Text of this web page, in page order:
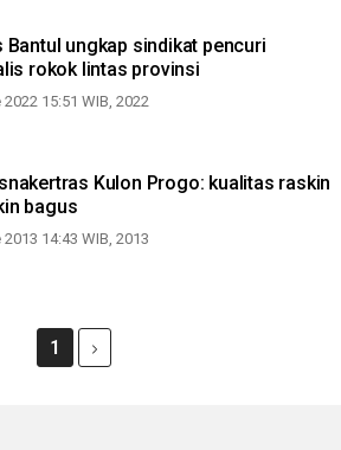
Bantul ungkap sindikat pencuri
rokok lintas provinsi
2022 15:51 WIB, 2022
Kulon Progo: kualitas raskin
bagus
2013 14:43 WIB, 2013
1